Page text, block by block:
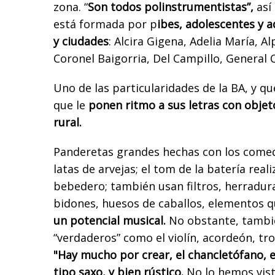
zona. “Son todos polinstrumentistas”, así
está formada por pibes, adolescentes y
y ciudades: Alcira Gigena, Adelia María,
Coronel Baigorria, Del Campillo, General
Uno de las particularidades de la BA, y
que le ponen ritmo a sus letras con
rural.
Panderetas grandes hechas con los
latas de arvejas; el tom de la batería
bebedero; también usan filtros,
bidones, huesos de caballos, elementos
un potencial musical. No obstante,
“verdaderos” como el violín, acordeón,
"Hay mucho por crear, el chancletófano,
tipo saxo, y bien rústico. No lo hemos